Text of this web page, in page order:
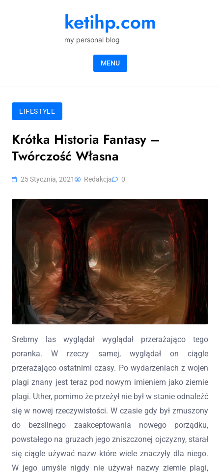
ketihp.com
my personal blog
MENU
LIFESTYLE
Krótka Historia Fantasy –
Twórczość Własna
25 Stycznia, 2021 Redakcja 0
Srebrny las wyglądał wyglądał przerażająco tego
poranka. W rzeczy samej, wyglądał on ciągle
przerażająco ostatnimi czasy. Po wydarzeniach z wojen
plagi znany jest teraz pod nowym imieniem jako ziemie
plagi. Uther, pomimo że przeżył nie był w stanie odnaleźć
się w nowej rzeczywistości. W czasie gdy był zmuszony
do bezsilnego zaakceptowania nowego porządku,
powstałego na gruzach jego zniszczonej ojczyzny, starał
się ciągle używać nazw które wiele znaczyły dla niego.
W jego umyśle nigdy nie używał nazwy ziemie plagi,